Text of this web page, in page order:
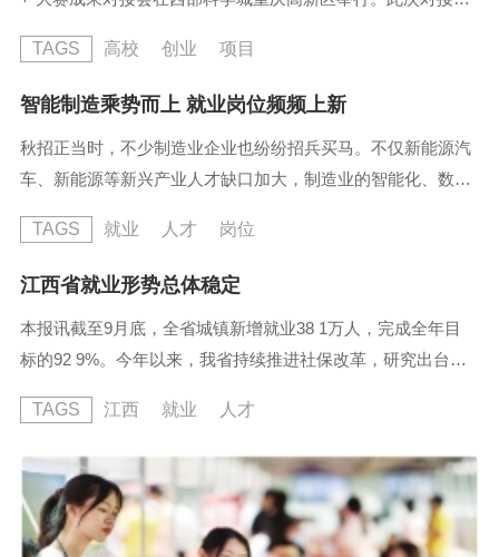
科研院所、投资机构参加，设有启动仪式、大咖分享、项目路
演、成果对接等环节。据了解，世界大学生创新创业基地
按照“1+N”的建设模式，在科学谷建设中心区...
TAGS 高校 创业 项目
智能制造乘势而上 就业岗位频频上新
秋招正当时，不少制造业企业也纷纷招兵买马。不仅新能源汽
车、新能源等新兴产业人才缺口加大，制造业的智能化、数字
促人才供需，多方多策积极激发制造业的就业新动能...
TAGS 就业 人才 岗位
江西省就业形势总体稳定
本报讯截至9月底，全省城镇新增就业38 1万人，完成全年目
标的92 9%。今年以来，我省持续推进社保改革，研究出台企
级统收统支实施方案，总结推广职业伤害、补充工伤保险试
点，完善公务员工伤保险政策，推动个人养老金制度在南昌先
行试点，指导赣州市开展城乡居民养老保险集体经济补助试
点，推动全省有条件的村集体经济补助城乡居民参保缴费。聚
焦做优“两类人才”...
TAGS 江西 就业 人才